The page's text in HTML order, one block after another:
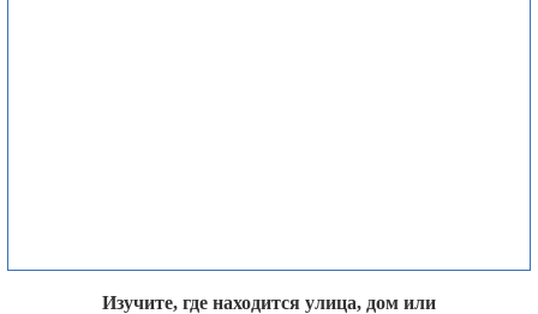
Изучите, где находится улица, дом или